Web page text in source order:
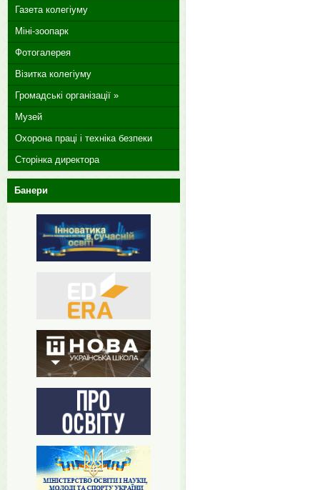
Газета колегіуму
Міні-зоопарк
Фотогалерея
Візитка колегіуму
Громадські організації »
Музей
Охорона праці і техніка безпеки
Сторінка директора
Банери